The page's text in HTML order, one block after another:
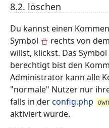
8.2. löschen
Du kannst einen
Symbol
rechts von
willst, klickst. Das
berechtigt bist den
Administrator kann alle
"normale" Nutzer nur
falls in derconfig.php
aktiviert wurde.